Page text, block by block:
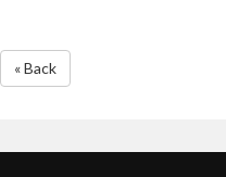
« Back